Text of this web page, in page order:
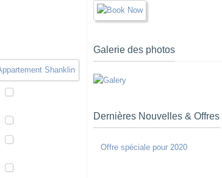
Galerie des photos
Dernières Nouvelles & Offres
Offre spéciale pour 2020